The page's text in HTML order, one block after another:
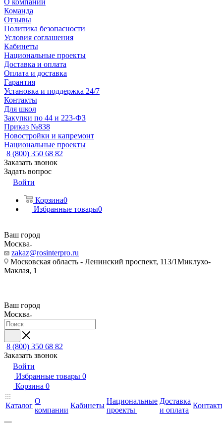
О компании
Команда
Отзывы
Политика безопасности
Условия соглашения
Кабинеты
Национальные проекты
Доставка и оплата
Оплата и доставка
Гарантия
Установка и поддержка 24/7
Контакты
Для школ
Закупки по 44 и 223-ФЗ
Приказ №838
Новостройки и капремонт
Национальные проекты
8 (800) 350 68 82
Заказать звонок
Задать вопрос
Войти
Корзина0
Избранные товары0
Ваш город
Москва
zakaz@rosinterpro.ru
Московская область - Ленинский проспект, 113/1Миклухо-
Маклая, 1
Ваш город
Москва
8 (800) 350 68 82
Заказать звонок
Войти
Избранные товары 0
Корзина 0
Каталог
О
компании
Кабинеты
Национальные
проекты
Доставка
и оплата